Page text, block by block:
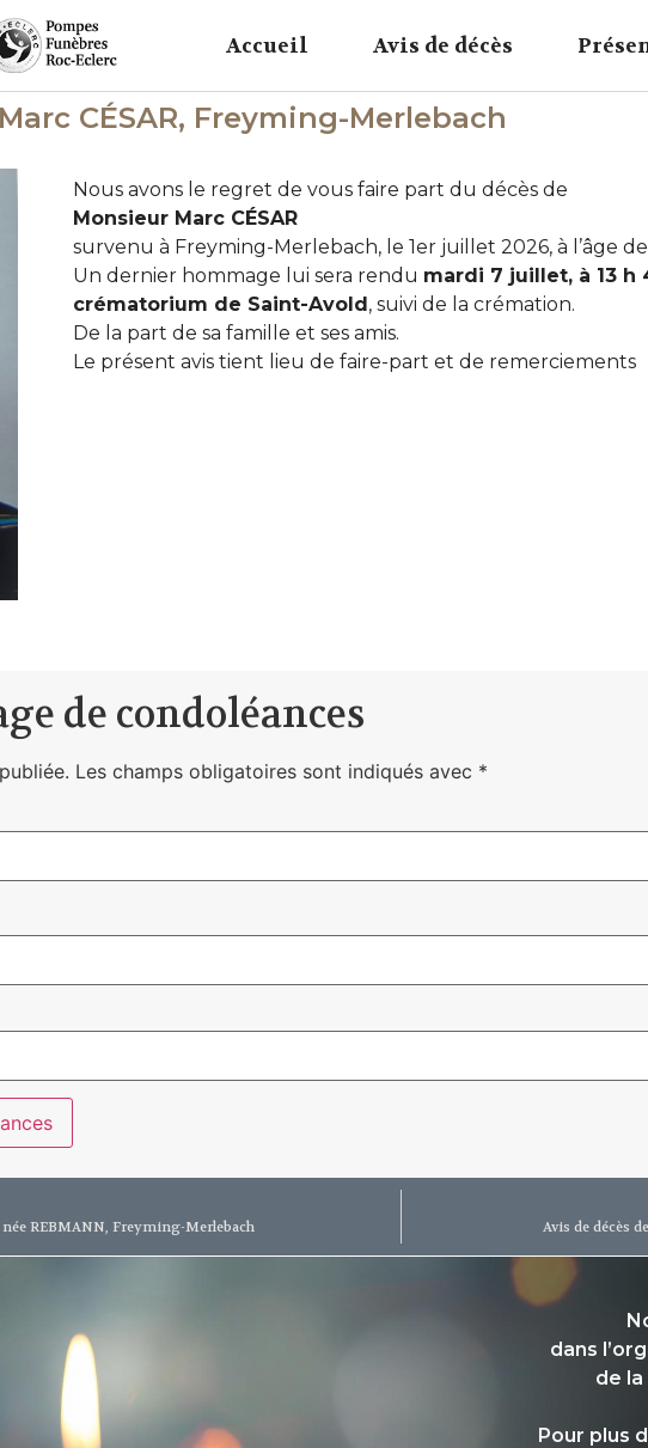
Accueil Avis de décès
CÉSAR, Freyming-Merlebach
Nous avons le regret de vous faire part du décès de
Monsieur Marc CÉSAR
survenu à Freyming-Merlebach, le 1er juillet 2026, à l’âge de
Un dernier hommage lui sera rendu mardi 7 juillet, à 13 h
crématorium de Saint-Avold, suivi de la crémation.
De la part de sa famille et ses amis.
Le présent avis tient lieu de faire-part et de remerciements
de condoléances
Les champs obligatoires sont indiqués avec *
née REBMANN, Freyming-Merlebach Avis de décès
dans
de
Pour plus